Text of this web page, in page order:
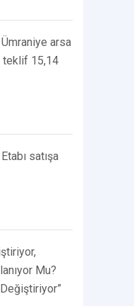
Ümraniye arsa
teklif 15,14
satışa
Mu?
Değiştiriyor”